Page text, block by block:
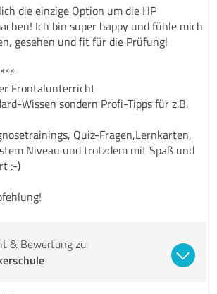
die einzige Option um die HP
Ich bin super happy und fühle mich
gesehen und fit für die Prüfung!
Frontalunterricht
Wissen sondern Profi-Tipps für z.B.
Quiz-Fragen,Lernkarten,
Niveau und trotzdem mit Spaß und
:-)
& Bewertung zu: